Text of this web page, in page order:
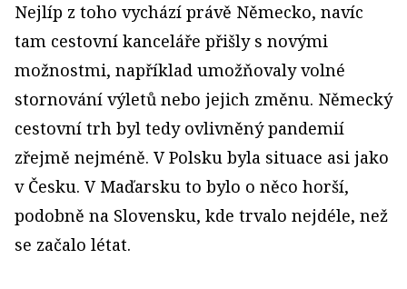
Nejlíp z toho vychází právě Německo, navíc
tam cestovní kanceláře přišly s novými
možnostmi, například umožňovaly volné
stornování výletů nebo jejich změnu. Německý
cestovní trh byl tedy ovlivněný pandemií
zřejmě nejméně. V Polsku byla situace asi jako
v Česku. V Maďarsku to bylo o něco horší,
podobně na Slovensku, kde trvalo nejdéle, než
se začalo létat.